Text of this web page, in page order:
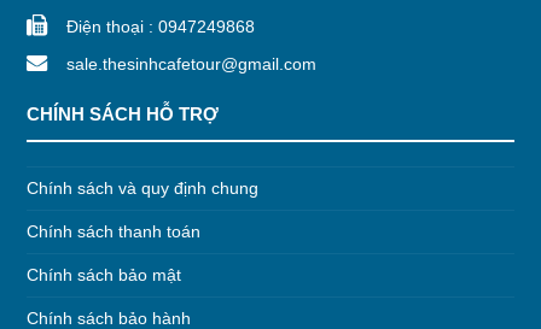
Điện thoại : 0947249868
sale.thesinhcafetour@gmail.com
CHÍNH SÁCH HỖ TRỢ
Chính sách và quy định chung
Chính sách thanh toán
Chính sách bảo mật
Chính sách bảo hành